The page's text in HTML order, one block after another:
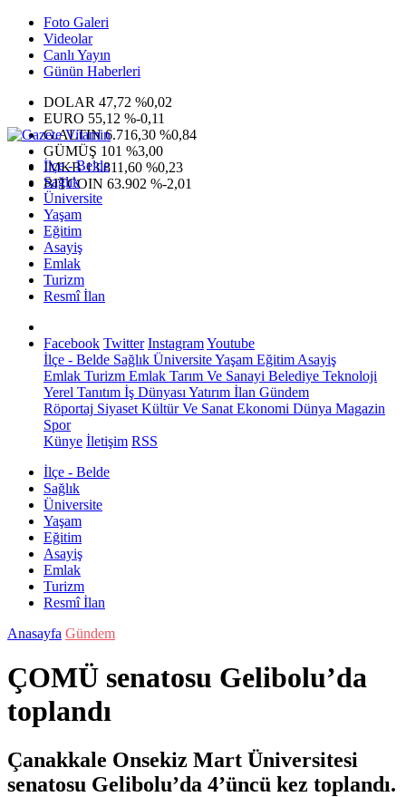
Foto Galeri
Videolar
Canlı Yayın
Günün Haberleri
DOLAR 47,72 %0,02
EURO 55,12 %-0,11
G.ALTIN6.716,30 %0,84
GÜMÜŞ 101 %3,00
IMKB13.811,60 %0,23
BITCOIN 63.902 %-2,01
İlçe - Belde
Sağlık
Üniversite
Yaşam
Eğitim
Asayiş
Emlak
Turizm
Resmî İlan
Facebook Twitter InstagramYoutube
İlçe - Belde Sağlık ÜniversiteYaşam Eğitim Asayiş
Emlak Turizm Emlak Tarım Ve Sanayi Belediye Teknoloji
Yerel Tanıtım İş Dünyası Yatırım İlan Gündem
Röportaj Siyaset Kültür Ve Sanat Ekonomi Dünya Magazin
Spor
Künye İletişim RSS
İlçe - Belde
Sağlık
Üniversite
Yaşam
Eğitim
Asayiş
Emlak
Turizm
Resmî İlan
Anasayfa Gündem
ÇOMÜ senatosu Gelibolu’da
toplandı
Çanakkale Onsekiz Mart Üniversitesi
senatosu Gelibolu’da 4’üncü kez toplandı.